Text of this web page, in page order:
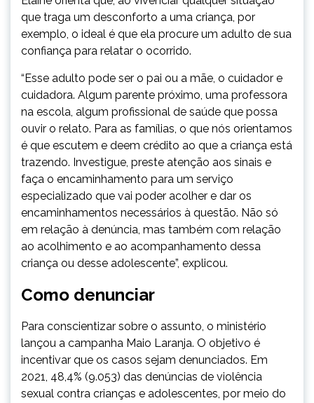
que traga um desconforto a uma criança, por
exemplo, o ideal é que ela procure um adulto de sua
confiança para relatar o ocorrido.
“Esse adulto pode ser o pai ou a mãe, o cuidador e
cuidadora. Algum parente próximo, uma professora
na escola, algum profissional de saúde que possa
ouvir o relato. Para as famílias, o que nós orientamos
é que escutem e deem crédito ao que a criança está
trazendo. Investigue, preste atenção aos sinais e
faça o encaminhamento para um serviço
especializado que vai poder acolher e dar os
encaminhamentos necessários à questão. Não só
em relação à denúncia, mas também com relação
ao acolhimento e ao acompanhamento dessa
criança ou desse adolescente”, explicou.
Como denunciar
Para conscientizar sobre o assunto, o ministério
lançou a campanha Maio Laranja. O objetivo é
incentivar que os casos sejam denunciados. Em
2021, 48,4% (9.053) das denúncias de violência
sexual contra crianças e adolescentes, por meio do